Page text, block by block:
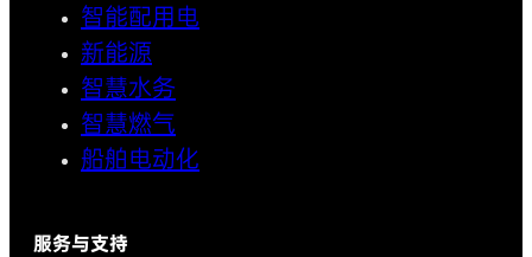
智能配用电
新能源
智慧水务
智慧燃气
船舶电动化
服务与支持